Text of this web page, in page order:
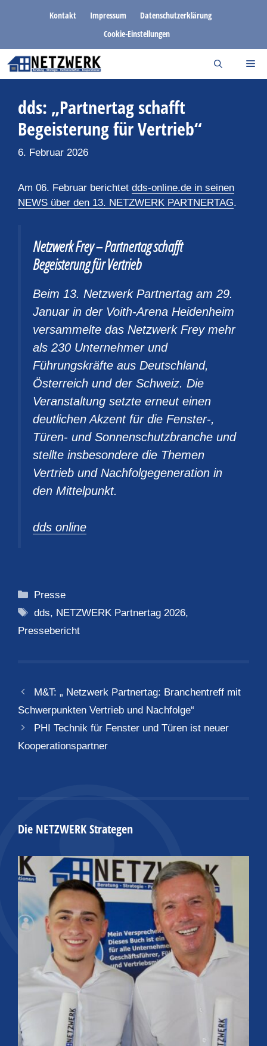
Kontakt Impressum
Datenschutzerklärung
Cookie-Einstellungen
dds: „Partnertag schafft
Begeisterung für Vertrieb“
6. Februar 2026
Am 06. Februar berichtet dds-online.de in seinen
NEWS über den 13. NETZWERK PARTNERTAG.
Netzwerk Frey – Partnertag schafft
Begeisterung für Vertrieb
Beim 13. Netzwerk Partnertag am 29.
Januar in der Voith-Arena Heidenheim
versammelte das Netzwerk Frey mehr
als 230 Unternehmer und
Führungskräfte aus Deutschland,
Österreich und der Schweiz. Die
Veranstaltung setzte erneut einen
deutlichen Akzent für die Fenster-,
Türen- und Sonnenschutzbranche und
stellte insbesondere die Themen
Vertrieb und Nachfolgegeneration in
den Mittelpunkt.
dds online
Kategorien
Presse
Schlagwörter
dds, NETZWERK Partnertag 2026,
Pressebericht
M&T: „ Netzwerk Partnertag: Branchentreff mit
Schwerpunkten Vertrieb und Nachfolge“
PHI Technik für Fenster und Türen ist neuer
Kooperationspartner
Die NETZWERK Strategen